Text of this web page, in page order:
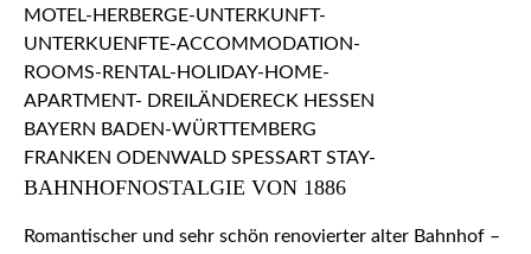
BAHNHOFNOSTALGIE VON 1886
Romantischer und sehr schön renovierter alter Bahnhof –